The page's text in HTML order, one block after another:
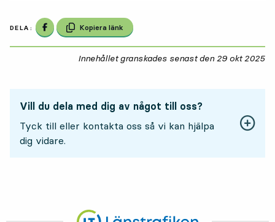
DELA: Dela på Facebook
Kopiera länk
Innehållet granskades senast den 29 okt 2025
Vill du dela med dig av något till oss?
Tyck till eller kontakta oss så vi kan hjälpa
dig vidare.